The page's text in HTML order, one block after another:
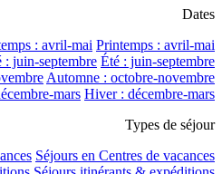
Dates
: avril-mai Printemps : avril-mai
: juin-septembre Été : juin-septembre
Automne : octobre-novembre
mars Hiver : décembre-mars
Types de séjour
Séjours en Centres de vacances